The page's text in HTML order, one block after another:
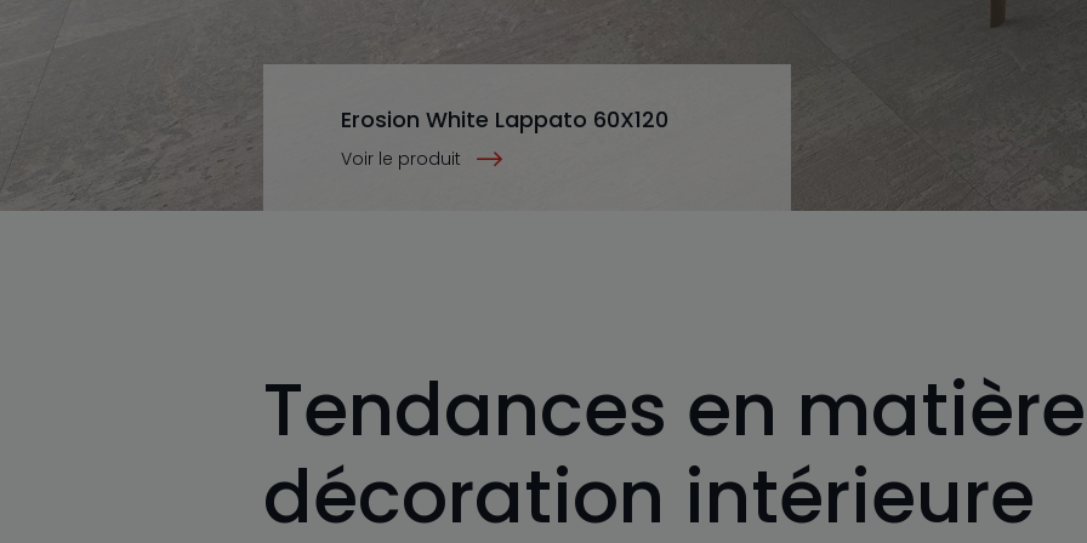
Erosion White Lappato 60X120
Voir le produit
Tendances en
décoration intérieure